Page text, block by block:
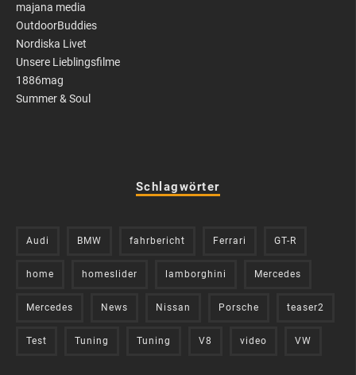
majana media
OutdoorBuddies
Nordiska Livet
Unsere Lieblingsfilme
1886mag
Summer & Soul
Schlagwörter
Audi BMW fahrbericht Ferrari GT-R
home homeslider lamborghini Mercedes
Mercedes News Nissan Porsche teaser2
Test Tuning Tuning V8 video VW